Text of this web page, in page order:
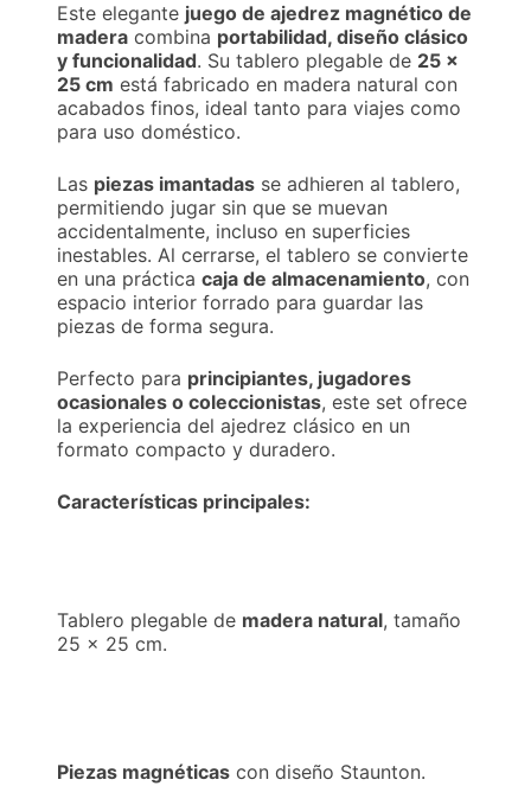
Este elegante juego de ajedrez magnético de
madera combina portabilidad, diseño clásico
y funcionalidad. Su tablero plegable de 25 ×
25 cm está fabricado en madera natural con
acabados finos, ideal tanto para viajes como
para uso doméstico.
Las piezas imantadas se adhieren al tablero,
permitiendo jugar sin que se muevan
accidentalmente, incluso en superficies
inestables. Al cerrarse, el tablero se convierte
en una práctica caja de almacenamiento, con
espacio interior forrado para guardar las
piezas de forma segura.
Perfecto para principiantes, jugadores
ocasionales o coleccionistas, este set ofrece
la experiencia del ajedrez clásico en un
formato compacto y duradero.
Características principales:
Tablero plegable de madera natural, tamaño
25 × 25 cm.
Piezas magnéticas con diseño Staunton.